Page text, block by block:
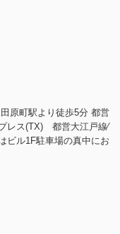
原町駅より徒歩5分 都営
レス(TX) 都営大江戸線⁄
ビル1F駐車場の真中にお